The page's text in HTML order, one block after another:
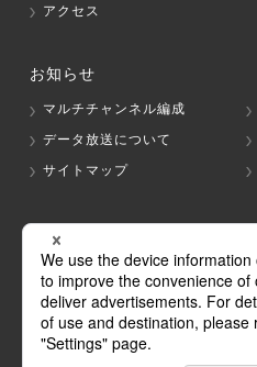
アクセス
お知らせ
マルチチャンネル編成
データ放送について
サイトマップ
グループ会社
テレビ朝日